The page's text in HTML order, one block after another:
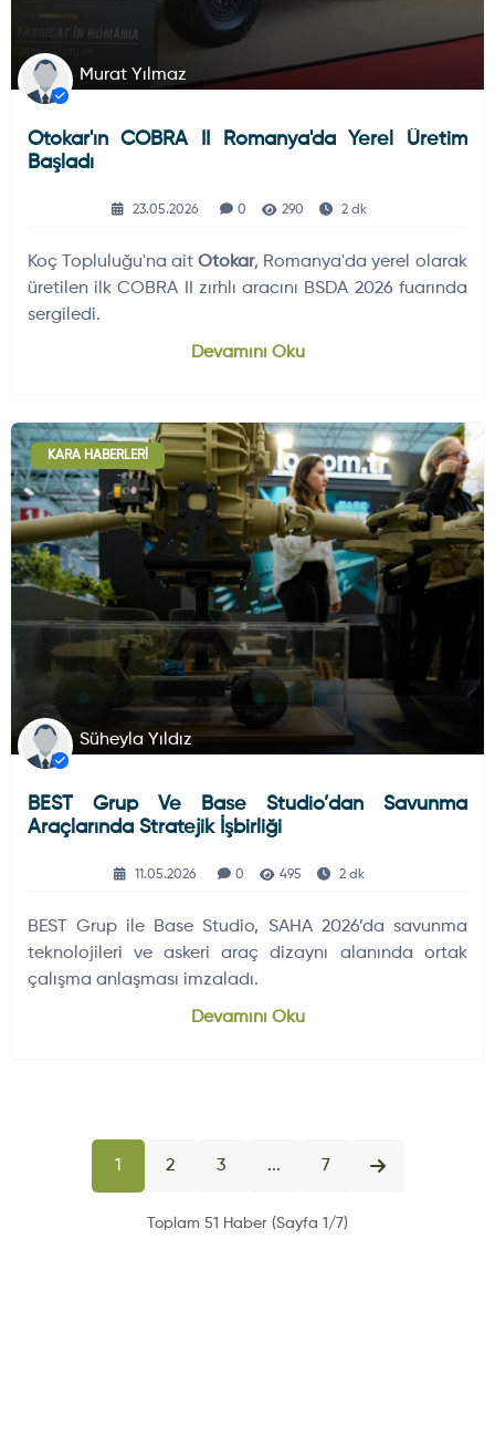
Murat Yılmaz
Otokar'ın COBRA II Romanya'da Yerel Üretim
Başladı
23.05.2026 0 290 2 dk
Koç Topluluğu'na ait Otokar, Romanya'da yerel olarak
üretilen ilk COBRA II zırhlı aracını BSDA 2026 fuarında
sergiledi.
Devamını Oku
KARA HABERLERI
Süheyla Yıldız
BEST Grup Ve Base Studio’dan Savunma
Araçlarında Stratejik İşbirliği
11.05.2026 0 495 2 dk
BEST Grup ile Base Studio, SAHA 2026’da savunma
teknolojileri ve askeri araç dizaynı alanında ortak
çalışma anlaşması imzaladı.
Devamını Oku
1 2 3 ... 7
Toplam 51 Haber (Sayfa 1/7)